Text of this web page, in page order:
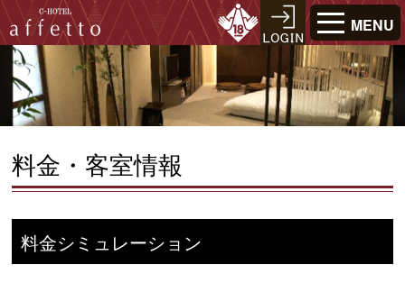
MENU
料金・客室情報
料金シミュレーション